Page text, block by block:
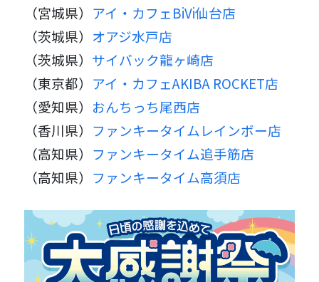
（宮城県） アイ・カフェBiVi仙台店
（茨城県） オアジ水戸店
（茨城県） サイバック龍ヶ崎店
（東京都） アイ・カフェAKIBA ROCKET店
（愛知県） おんちっち尾西店
（香川県） ファンキータイムレインボー店
（高知県） ファンキータイム追手筋店
（高知県） ファンキータイム高須店